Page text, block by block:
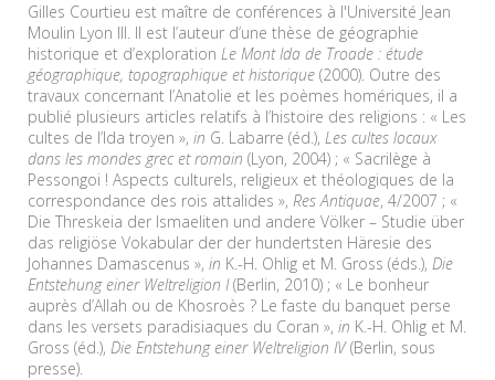
Gilles Courtieu est maître de conférences à l'Université Jean
Moulin Lyon III. Il est l’auteur d’une thèse de géographie
historique et d’exploration Le Mont Ida de Troade : étude
géographique, topographique et historique (2000). Outre des
travaux concernant l’Anatolie et les poèmes homériques, il a
publié plusieurs articles relatifs à l’histoire des religions : « Les
cultes de l’Ida troyen », in G. Labarre (éd.), Les cultes locaux
dans les mondes grec et romain (Lyon, 2004) ; « Sacrilège à
Pessongoi ! Aspects culturels, religieux et théologiques de la
correspondance des rois attalides », Res Antiquae, 4/2007 ; «
Die Threskeia der Ismaeliten und andere Völker – Studie über
das religiöse Vokabular der der hundertsten Häresie des
Johannes Damascenus », in K.-H. Ohlig et M. Gross (éds.), Die
Entstehung einer Weltreligion I(Berlin, 2010) ; « Le bonheur
auprès d’Allah ou de Khosroès ? Le faste du banquet perse
dans les versets paradisiaques du Coran », in K.-H. Ohlig et M.
Gross (éd.), Die Entstehung einer Weltreligion IV(Berlin, sous
presse).